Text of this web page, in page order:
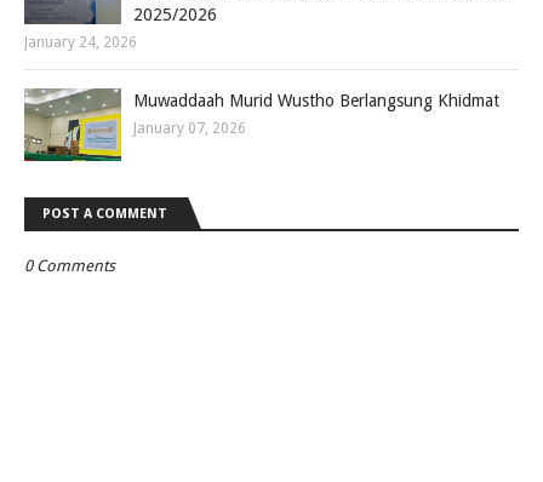
2025/2026
January 24, 2026
Muwaddaah Murid Wustho Berlangsung Khidmat
January 07, 2026
POST A COMMENT
0 Comments